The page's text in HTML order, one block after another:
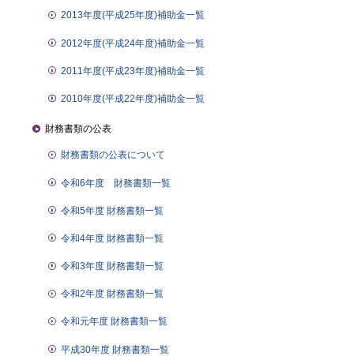
2013年度(平成25年度)補助金一覧
2012年度(平成24年度)補助金一覧
2011年度(平成23年度)補助金一覧
2010年度(平成22年度)補助金一覧
財務書類の公表
財務書類の公表について
令和6年度 財務書類一覧
令和5年度 財務書類一覧
令和4年度 財務書類一覧
令和3年度 財務書類一覧
令和2年度 財務書類一覧
令和元年度 財務書類一覧
平成30年度 財務書類一覧